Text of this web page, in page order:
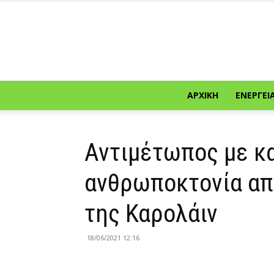
ΑΡΧΙΚΉ
Αντιμέτωπος με
ανθρωποκτονία
της Καρολάιν
18/06/2021 12:16